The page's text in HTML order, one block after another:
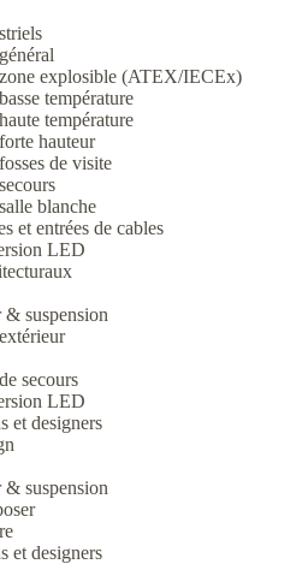
explosible (ATEX/IECEx)
température
température
hauteur
de visite
blanche
et entrées de cables
LED
suspension
secours
LED
et designers
suspension
et designers